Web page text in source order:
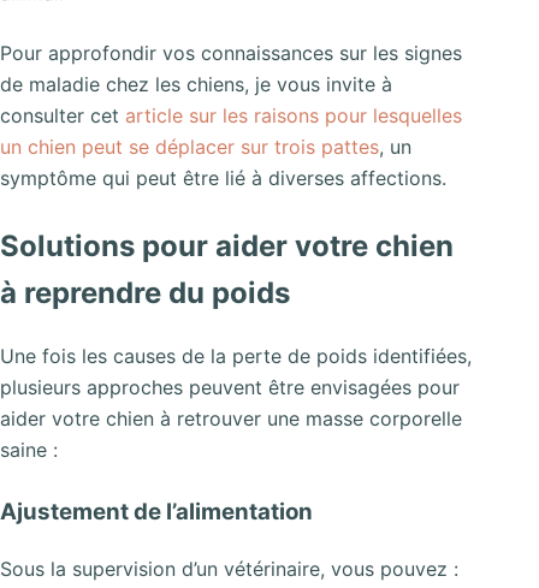
Pour approfondir vos connaissances sur les signes
de maladie chez les chiens, je vous invite à
consulter cet article sur les raisons pour lesquelles
un chien peut se déplacer sur trois pattes, un
symptôme qui peut être lié à diverses affections.
Solutions pour aider votre chien
à reprendre du poids
Une fois les causes de la perte de poids identifiées,
plusieurs approches peuvent être envisagées pour
aider votre chien à retrouver une masse corporelle
saine :
Ajustement de l’alimentation
Sous la supervision d’un vétérinaire, vous pouvez :